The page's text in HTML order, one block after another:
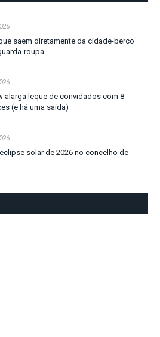
saem diretamente da cidade-berço
roupa
alarga leque de convidados com 8
(e há uma saída)
solar de 2026 no concelho de